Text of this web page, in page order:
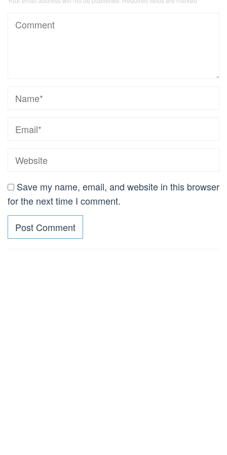
Save my name, email, and website in this browser
for the next time I comment.